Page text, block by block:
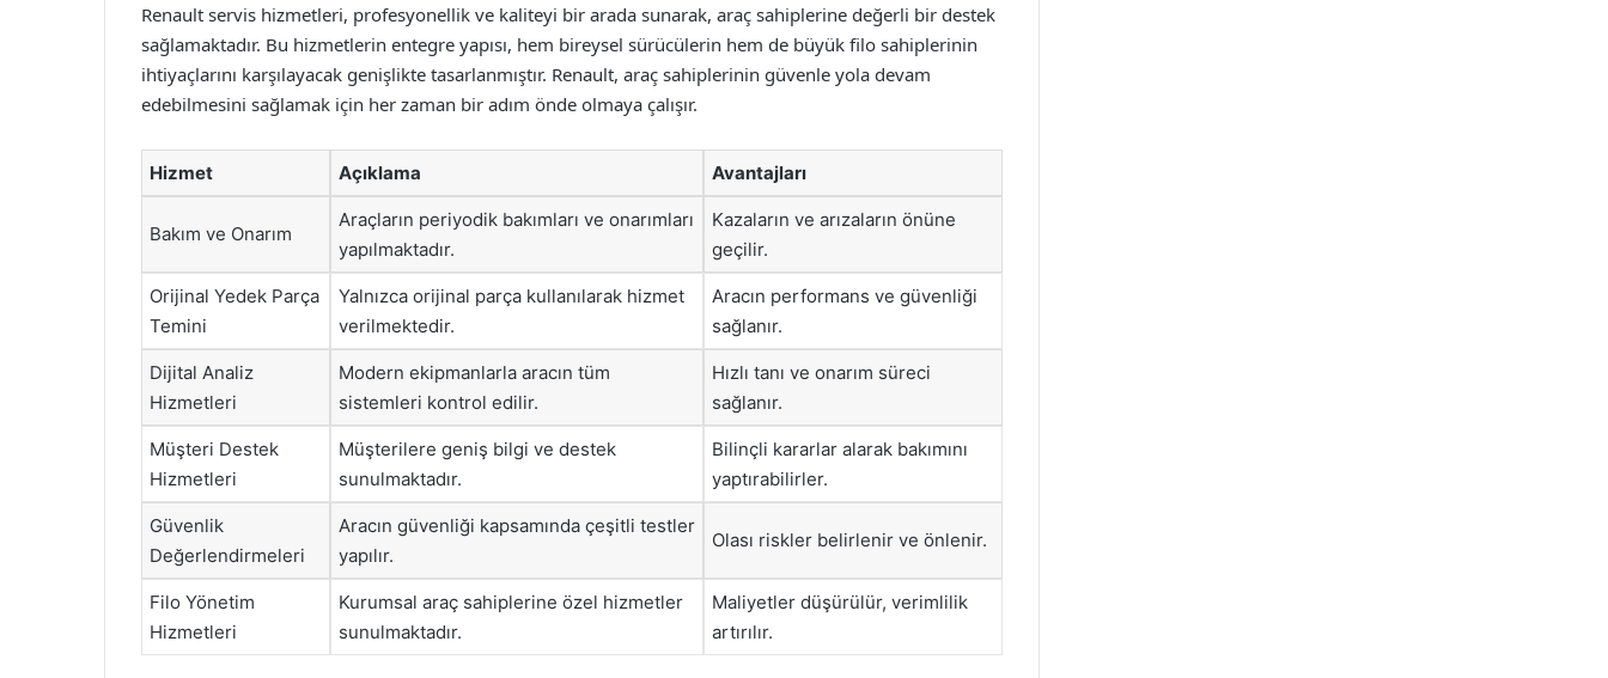
Renault servis hizmetleri, profesyonellik ve kaliteyi bir arada sunarak, araç sahiplerine değerli bir destek
sağlamaktadır. Bu hizmetlerin entegre yapısı, hem bireysel sürücülerin hem de büyük filo sahiplerinin
ihtiyaçlarını karşılayacak genişlikte tasarlanmıştır. Renault, araç sahiplerinin güvenle yola devam
edebilmesini sağlamak için her zaman bir adım önde olmaya çalışır.
Hizmet Açıklama Avantajları
Bakım ve Onarım
Araçların periyodik bakımları ve onarımları
yapılmaktadır.
Kazaların ve arızaların önüne
geçilir.
Orijinal Yedek Parça
Temini
Yalnızca orijinal parça kullanılarak hizmet
verilmektedir.
Aracın performans ve güvenliği
sağlanır.
Dijital Analiz
Hizmetleri
Modern ekipmanlarla aracın tüm
sistemleri kontrol edilir.
Hızlı tanı ve onarım süreci
sağlanır.
Müşteri Destek
Hizmetleri
Müşterilere geniş bilgi ve destek
sunulmaktadır.
Bilinçli kararlar alarak bakımını
yaptırabilirler.
Güvenlik
Değerlendirmeleri
Aracın güvenliği kapsamında çeşitli testler
yapılır.
Olası riskler belirlenir ve önlenir.
Filo Yönetim
Hizmetleri
Kurumsal araç sahiplerine özel hizmetler
sunulmaktadır.
Maliyetler düşürülür, verimlilik
artırılır.